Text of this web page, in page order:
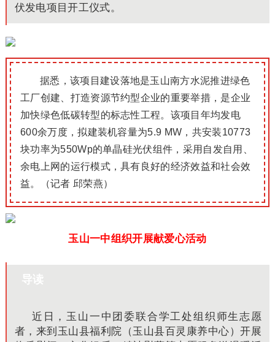
伏发电项目开工仪式。
据悉，该项目建设落地是玉山南方水泥推进绿色
工厂创建、打造资源节约型企业的重要举措，是企业
加快绿色低碳转型的标志性工程。该项目年均发电
600余万度，拟建装机容量为5.9 MW，共安装10773
块功率为550Wp的单晶硅光伏组件，采用自发自用、
余电上网的运行模式，具有良好的经济效益和社会效
益。（记者 邱荣燕）
玉山一中组织开展献爱心活动
导读
近日，玉山一中团委联合学工处组织师生志愿
者，来到玉山县福利院（玉山县百灵康养中心）开展